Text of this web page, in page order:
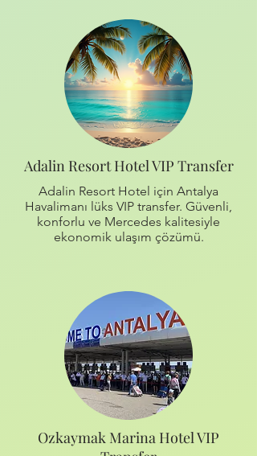
Adalin Resort Hotel VIP Transfer
Adalin Resort Hotel için Antalya
Havalimanı lüks VIP transfer. Güvenli,
konforlu ve Mercedes kalitesiyle
ekonomik ulaşım çözümü.
Ozkaymak Marina Hotel VIP